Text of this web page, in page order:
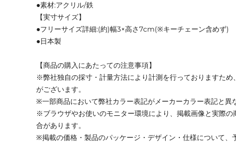
●素材:アクリル/鉄
【実寸サイズ】
●フリーサイズ詳細:(約)幅3×高さ7cm(※キーチェーン含めず)
●日本製
【商品の購入にあたっての注意事項】
※弊社独自の採寸・計量方法により計測を行っておりますため
がございます。
※一部商品において弊社カラー表記がメーカーカラー表記と異
※ブラウザやお使いのモニター環境により、掲載画像と実際の
合があります。
※掲載の価格・製品のパッケージ・デザイン・仕様について、